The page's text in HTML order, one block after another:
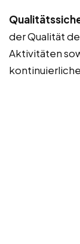
der Qualität
Aktivitäten